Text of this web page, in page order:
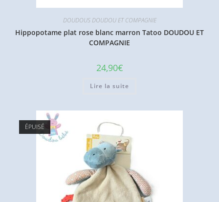
DOUDOUS DOUDOU ET COMPAGNIE
Hippopotame plat rose blanc marron Tatoo DOUDOU ET
COMPAGNIE
24,90€
Lire la suite
ÉPUISÉ